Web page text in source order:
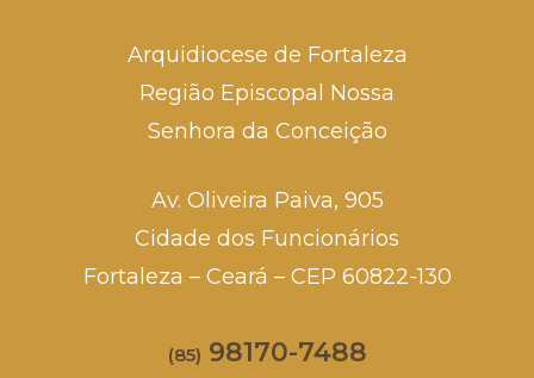
Arquidiocese de Fortaleza
Região Episcopal Nossa
Senhora da Conceição
Av. Oliveira Paiva, 905
Cidade dos Funcionários
Fortaleza – Ceará – CEP 60822-130
(85) 98170-7488